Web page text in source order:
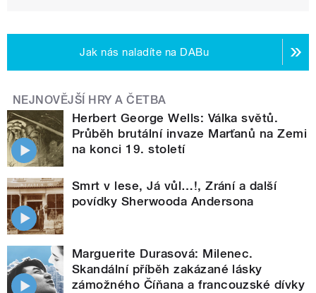
Jak nás naladíte na DABu
NEJNOVĚJŠÍ HRY A ČETBA
Herbert George Wells: Válka světů.
Průběh brutální invaze Marťanů na Zemi
na konci 19. století
Smrt v lese, Já vůl…!, Zrání a další
povídky Sherwooda Andersona
Marguerite Durasová: Milenec.
Skandální příběh zakázané lásky
zámožného Číňana a francouzské dívky